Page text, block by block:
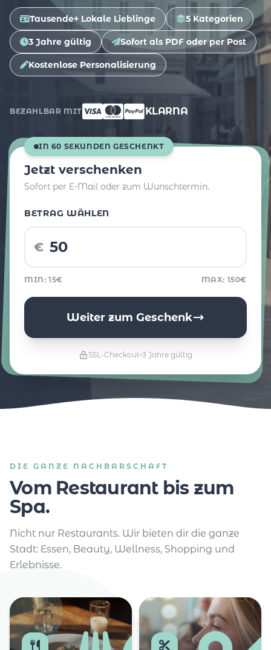
Tausende+ Lokale Lieblinge 5 Kategorien
3 Jahre gültig Sofort als PDF oder per Post
Kostenlose Personalisierung
BEZAHLBAR MIT KLARNA
IN 60 SEKUNDEN GESCHENKT
Jetzt verschenken
Sofort per E-Mail oder zum Wunschtermin.
BETRAG WÄHLEN
€
MIN: 15€ MAX: 150€
Weiter zum Geschenk
SSL-Checkout 3 Jahre gültig
DIE GANZE NACHBARSCHAFT
Vom Restaurant bis zum
Spa.
Nicht nur Restaurants. Wir bieten dir die ganze
Stadt: Essen, Beauty, Wellness, Shopping und
Erlebnisse.